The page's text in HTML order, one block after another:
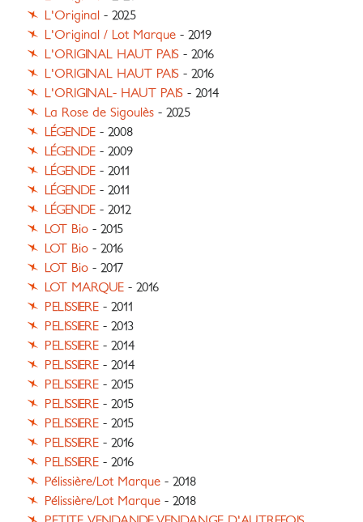
L'Original - 2025
L'Original / Lot Marque - 2019
L'ORIGINAL HAUT PAIS - 2016
L'ORIGINAL HAUT PAIS - 2016
L'ORIGINAL- HAUT PAIS - 2014
La Rose de Sigoulès - 2025
LÉGENDE - 2008
LÉGENDE - 2009
LÉGENDE - 2011
LÉGENDE - 2011
LÉGENDE - 2012
LOT Bio - 2015
LOT Bio - 2016
LOT Bio - 2017
LOT MARQUE - 2016
PELISSIERE - 2011
PELISSIERE - 2013
PELISSIERE - 2014
PELISSIERE - 2014
PELISSIERE - 2015
PELISSIERE - 2015
PELISSIERE - 2015
PELISSIERE - 2016
PELISSIERE - 2016
Pélissière/Lot Marque - 2018
Pélissière/Lot Marque - 2018